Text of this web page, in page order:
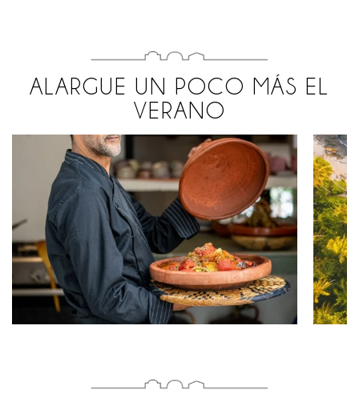
ALARGUE UN POCO MÁS EL
VERANO